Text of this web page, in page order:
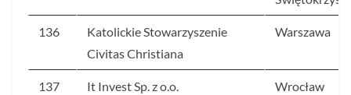
136
Katolickie Stowarzyszenie
Civitas Christiana
Warszawa
137 It Invest Sp. z o.o. Wrocław